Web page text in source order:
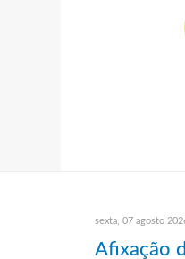
sexta, 07 agosto
Afixação